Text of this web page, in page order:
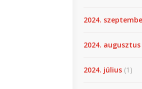
2024.
2024. augusztus
2024. július (1)